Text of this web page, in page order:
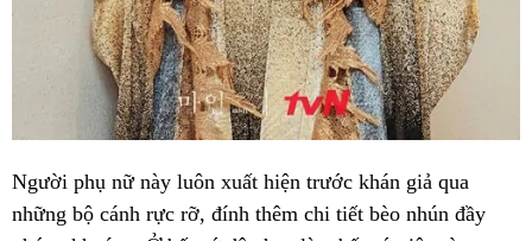
Người phụ nữ này luôn xuất hiện trước khán giả qua
những bộ cánh rực rỡ, đính thêm chi tiết bèo nhún đầy